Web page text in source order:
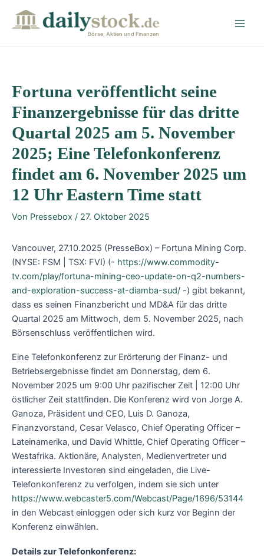
Börse, Aktien und Finanzen
Fortuna veröffentlicht seine
Finanzergebnisse für das dritte
Quartal 2025 am 5. November
2025; Eine Telefonkonferenz
findet am 6. November 2025 um
12 Uhr Eastern Time statt
Von Pressebox / 27. Oktober 2025
Vancouver, 27.10.2025 (PresseBox) – Fortuna Mining Corp.
(NYSE: FSM | TSX: FVI) (- https://www.commodity-
tv.com/play/fortuna-mining-ceo-update-on-q2-numbers-
and-exploration-success-at-diamba-sud/ -) gibt bekannt,
dass es seinen Finanzbericht und MD&A für das dritte
Quartal 2025 am Mittwoch, dem 5. November 2025, nach
Börsenschluss veröffentlichen wird.
Eine Telefonkonferenz zur Erörterung der Finanz- und
Betriebsergebnisse findet am Donnerstag, dem 6.
November 2025 um 9:00 Uhr pazifischer Zeit | 12:00 Uhr
östlicher Zeit stattfinden. Die Konferenz wird von Jorge A.
Ganoza, Präsident und CEO, Luis D. Ganoza,
Finanzvorstand, Cesar Velasco, Chief Operating Officer –
Lateinamerika, und David Whittle, Chief Operating Officer –
Westafrika. Aktionäre, Analysten, Medienvertreter und
interessierte Investoren sind eingeladen, die Live-
Telefonkonferenz zu verfolgen, indem sie sich unter
https://www.webcaster5.com/Webcast/Page/1696/53144
in den Webcast einloggen oder sich kurz vor Beginn der
Konferenz einwählen.
Details zur Telefonkonferenz: